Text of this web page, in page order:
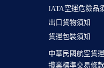
IATA空運危險品
出口貨物須知
貨運包裝須知
中華民國航空貨
攬業標準交易條款